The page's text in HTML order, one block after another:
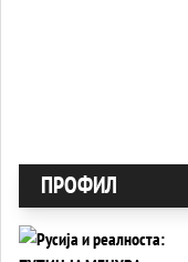
ПРОФИЛ